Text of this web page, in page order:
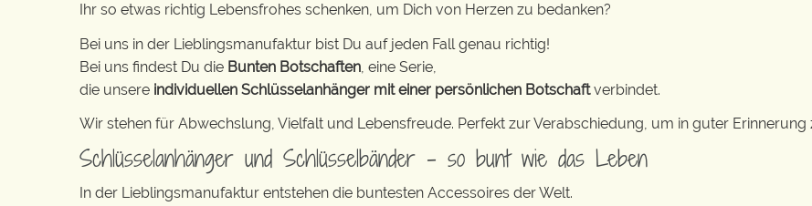
Ihr so etwas richtig Lebensfrohes schenken, um Dich von Herzen zu bedanken?
Bei uns in der Lieblingsmanufaktur bist Du auf jeden Fall genau richtig!
Bei uns findest Du die Bunten Botschaften , eine Serie,
die unsere individuellen Schlüsselanhänger mit einer persönlichen Botschaftverbindet.
Wir stehen für Abwechslung, Vielfalt und Lebensfreude. Perfekt zur Verabschiedung, um in guter Erinnerung
Schlüsselanhänger und Schlüsselbänder – so bunt wie das Leben
In der Lieblingsmanufaktur entstehen die buntesten Accessoires der Welt.